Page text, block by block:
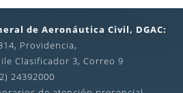
de Aeronáutica Civil, DGAC:
Providencia,
Clasificador 3, Correo 9
24392000